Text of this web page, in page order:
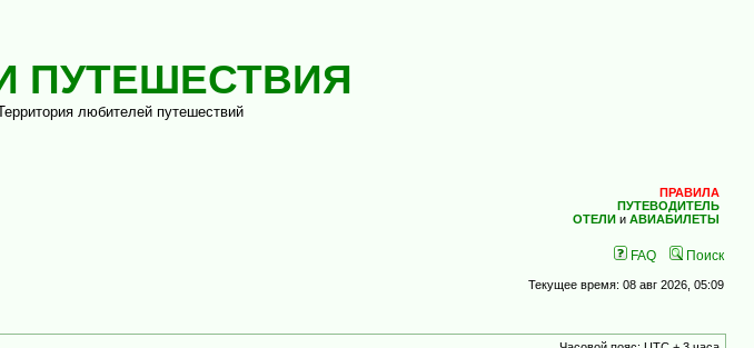
ПУТЕШЕСТВИЯ
любителей путешествий
ПРАВИЛА
ПУТЕВОДИТЕЛЬ
ОТЕЛИ и АВИАБИЛЕТЫ
FAQ Поиск
Текущее время: 08 авг 2026, 05:09